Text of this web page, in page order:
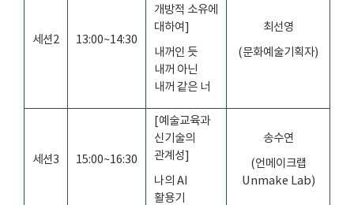
세션2 13:00~14:30
개방적 소유에
대하여]
내꺼인 듯
내꺼 아닌
내꺼 같은 너
최선영
(문화예술기획자)
세션3 15:00~16:30
[예술교육과
신기술의
관계성]
나의 AI
활용기
송수연
(언메이크랩
Unmake Lab)